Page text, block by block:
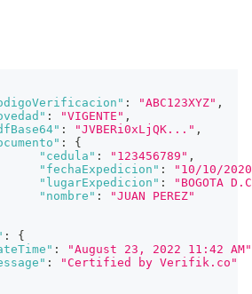
: "ABC123XYZ" ,
: "VIGENTE" ,
: "JVBERi0xLjQK..." ,
:
{
"cedula" : "123456789" ,
"fechaExpedicion" :
"10/10/
"lugarExpedicion" :
"BOGOTA
"nombre" :
"JUAN PEREZ"
:
{
:
"August 23, 2022 11:42 AM"
:
"Certified by Verifik.co"